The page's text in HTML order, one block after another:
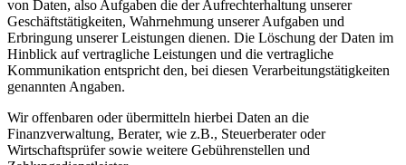
von Daten, also Aufgaben die der Aufrechterhaltung unserer
Geschäftstätigkeiten, Wahrnehmung unserer Aufgaben und
Erbringung unserer Leistungen dienen. Die Löschung der Daten im
Hinblick auf vertragliche Leistungen und die vertragliche
Kommunikation entspricht den, bei diesen Verarbeitungstätigkeiten
genannten Angaben.
Wir offenbaren oder übermitteln hierbei Daten an die
Finanzverwaltung, Berater, wie z.B., Steuerberater oder
Wirtschaftsprüfer sowie weitere Gebührenstellen und